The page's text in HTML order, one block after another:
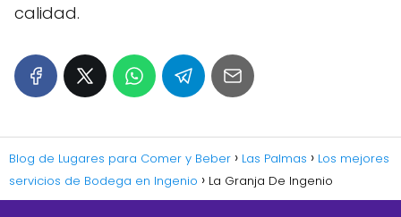
calidad.
Blog de Lugares para Comer y Beber Las Palmas
Los mejores
servicios de Bodega en Ingenio
La Granja De Ingenio